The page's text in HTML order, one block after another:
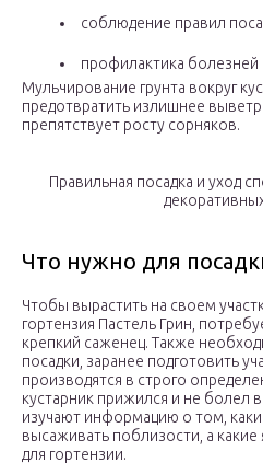
соблюдение правил
профилактика болезней
Мульчирование грунта вокруг
предотвратить излишнее
препятствует росту сорняков.
Правильная посадка и уход
Что нужно для
Чтобы вырастить на своем
гортензия Пастель Грин,
крепкий саженец. Также
посадки, заранее подготовить
производятся в строго
кустарник прижился и не болел
изучают информацию о том,
высаживать поблизости, а
для гортензии.